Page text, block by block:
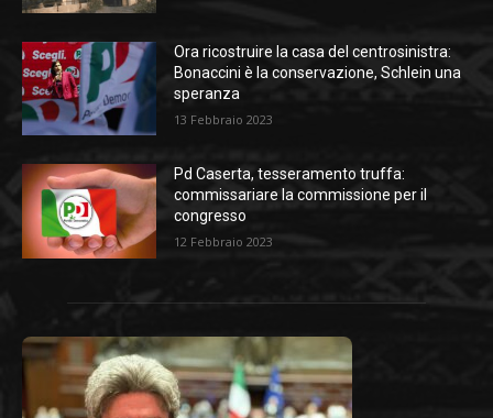
Ora ricostruire la casa del centrosinistra:
Bonaccini è la conservazione, Schlein una
speranza
13 Febbraio 2023
Pd Caserta, tesseramento truffa:
commissariare la commissione per il
congresso
12 Febbraio 2023